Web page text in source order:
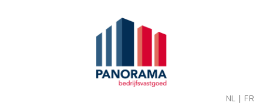
NL | FR